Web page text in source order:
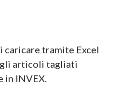
caricare tramite Excel
articoli tagliati
in INVEX.